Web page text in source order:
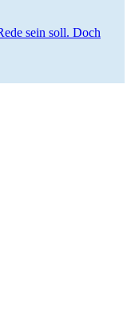
sein soll. Doch